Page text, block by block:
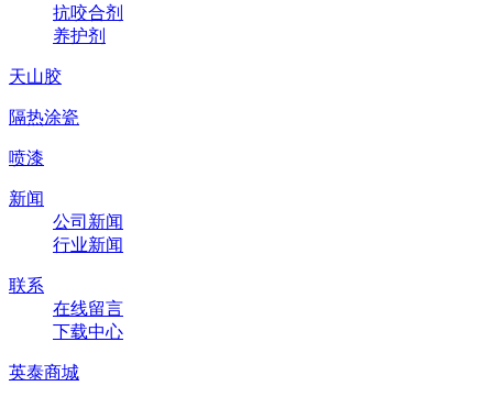
抗咬合剂
养护剂
天山胶
隔热涂瓷
喷漆
新闻
公司新闻
行业新闻
联系
在线留言
下载中心
英泰商城